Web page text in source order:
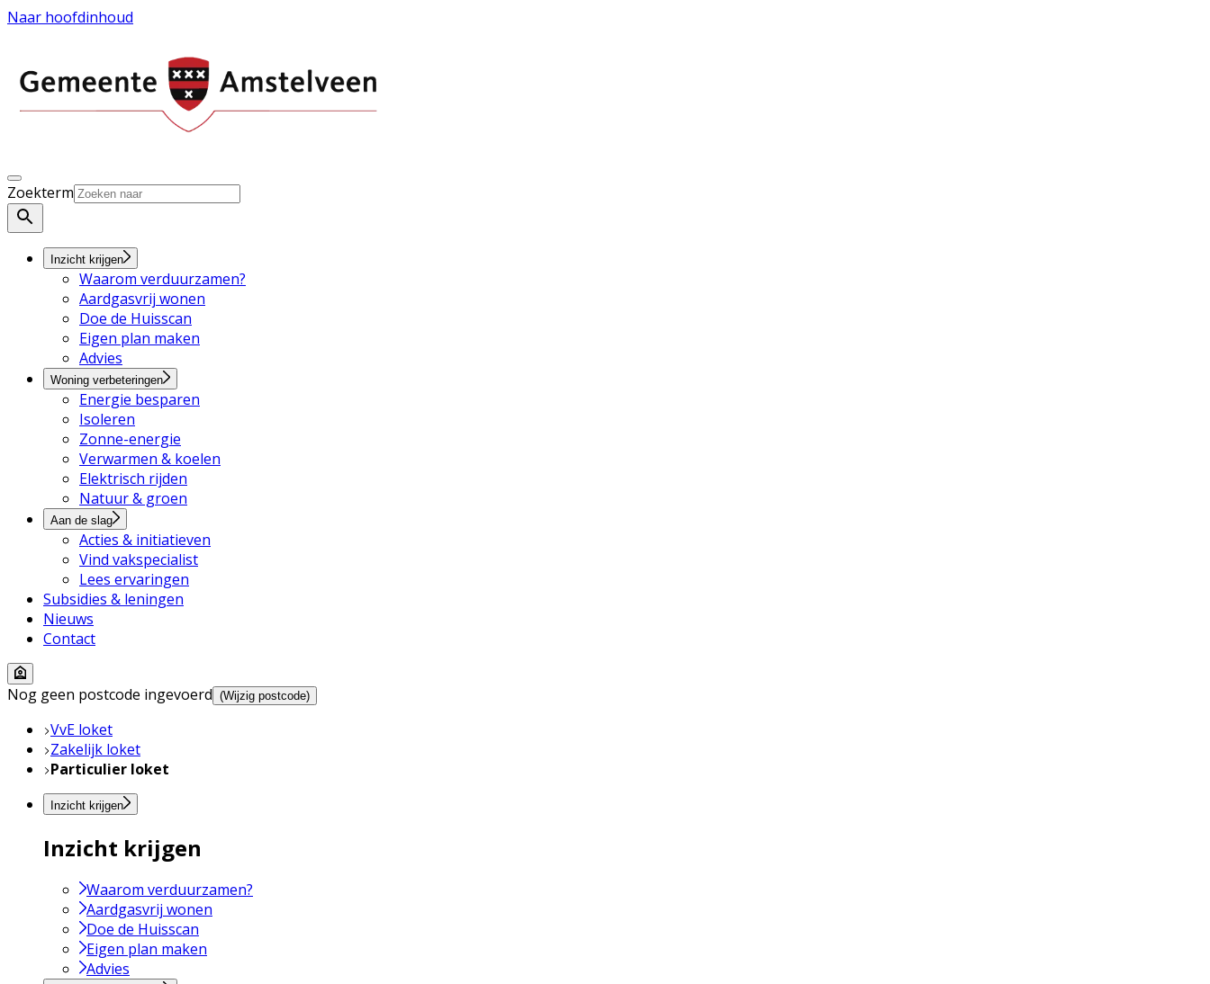
Naar hoofdinhoud
Zoekterm
Inzicht krijgen
Waarom verduurzamen?
Aardgasvrij wonen
Doe de Huisscan
Eigen plan maken
Advies
Woning verbeteringen
Energie besparen
Isoleren
Zonne-energie
Verwarmen & koelen
Elektrisch rijden
Natuur & groen
Aan de slag
Acties & initiatieven
Vind vakspecialist
Lees ervaringen
Subsidies & leningen
Nieuws
Contact
Nog geen postcode ingevoerd (Wijzig postcode)
VvE loket
Zakelijk loket
Particulier loket
Inzicht krijgen
Inzicht krijgen
Waarom verduurzamen?
Aardgasvrij wonen
Doe de Huisscan
Eigen plan maken
Advies